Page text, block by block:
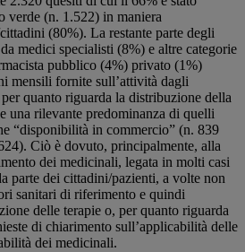
verde (n. 1.522) in maniera
(80%). La restante parte degli
medici specialisti (8%) e altre categorie
pubblico (4%) privato (1%)
mensili fornite sull’attività dagli
quanto riguarda la distribuzione della
una rilevante predominanza di quelli
“disponibilità in commercio” (n. 839
Ciò è dovuto, principalmente, alla
dei medicinali, legata in molti casi
parte dei cittadini/pazienti, a volte non
sanitari di riferimento e quindi
delle terapie o, per quanto riguarda
di chiarimento sull’applicabilità delle
dei medicinali.